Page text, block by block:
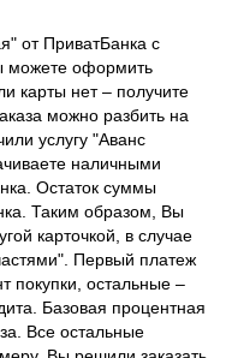
от ПриватБанка с
оформить
карты нет – получите
можно разбить на
услугу "Аванс
наличными
Остаток суммы
Таким образом, Вы
карточкой, в случае
Первый платеж
покупки, остальные –
Базовая процентная
Все остальные